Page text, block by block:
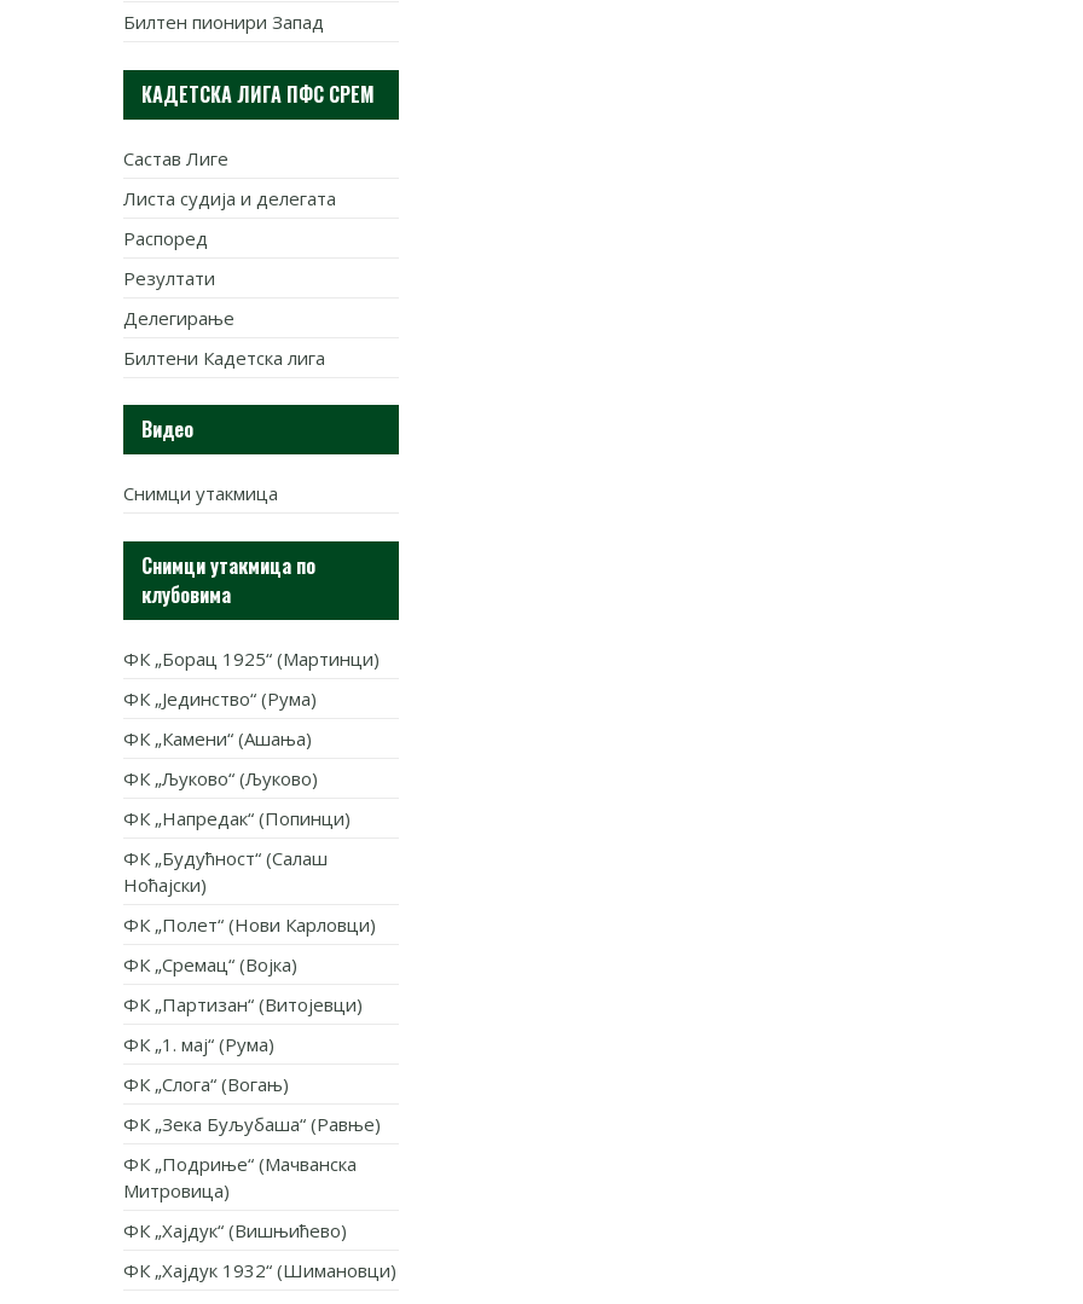
Билтен пионири Запад
КАДЕТСКА ЛИГА ПФС СРЕМ
Састав Лиге
Листа судија и делегата
Распоред
Резултати
Делегирање
Билтени Кадетска лига
Видео
Снимци утакмица
Снимци утакмица по
клубовима
ФК „Борац 1925“ (Мартинци)
ФК „Јединство“ (Рума)
ФК „Камени“ (Ашања)
ФК „Љуково“ (Љуково)
ФК „Напредак“ (Попинци)
ФК „Будућност“ (Салаш
Ноћајски)
ФК „Полет“ (Нови Карловци)
ФК „Сремац“ (Војка)
ФК „Партизан“ (Витојевци)
ФК „1. мај“ (Рума)
ФК „Слога“ (Вогањ)
ФК „Зека Буљубаша“ (Равње)
ФК „Подриње“ (Мачванска
Митровица)
ФК „Хајдук“ (Вишњићево)
ФК „Хајдук 1932“ (Шимановци)